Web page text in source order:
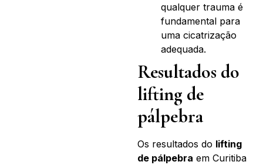
qualquer trauma é
fundamental para
uma cicatrização
adequada.
Resultados do
lifting de
pálpebra
Os resultados do lifting
de pálpebra em Curitiba